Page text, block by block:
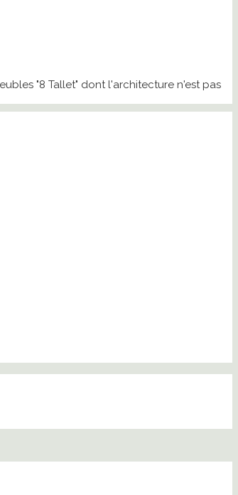
"8 Tallet" dont l'architecture n'est pas